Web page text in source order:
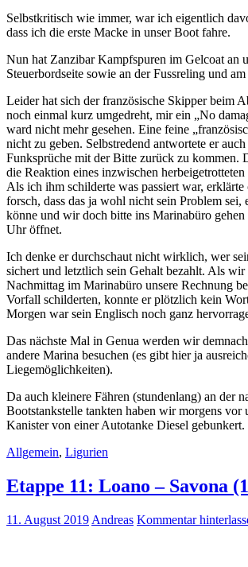
Selbstkritisch wie immer, war ich eigentlich
dass ich die erste Macke in unser Boot fahre.
Nun hat Zanzibar Kampfspuren im Gelcoat an
Steuerbordseite sowie an der Fussreling und
Leider hat sich der französische Skipper beim
noch einmal kurz umgedreht, mir ein „No
ward nicht mehr gesehen. Eine feine
nicht zu geben. Selbstredend antwortete er
Funksprüche mit der Bitte zurück zu kommen.
die Reaktion eines inzwischen
Als ich ihm schilderte was passiert war, erklärte
forsch, dass das ja wohl nicht sein Problem sei,
könne und wir doch bitte ins Marinabüro gehen
Uhr öffnet.
Ich denke er durchschaut nicht wirklich, wer
sichert und letztlich sein Gehalt bezahlt. Als wir
Nachmittag im Marinabüro unsere Rechnung
Vorfall schilderten, konnte er plötzlich kein
Morgen war sein Englisch noch ganz
Das nächste Mal in Genua werden wir
andere Marina besuchen (es gibt hier ja
Liegemöglichkeiten).
Da auch kleinere Fähren (stundenlang) an der
Bootstankstelle tankten haben wir morgens vor
Kanister von einer Autotanke Diesel gebunkert.
Allgemein, Ligurien
Etappe 11: Loano – Savona
11. August 2019 Andreas Kommentar